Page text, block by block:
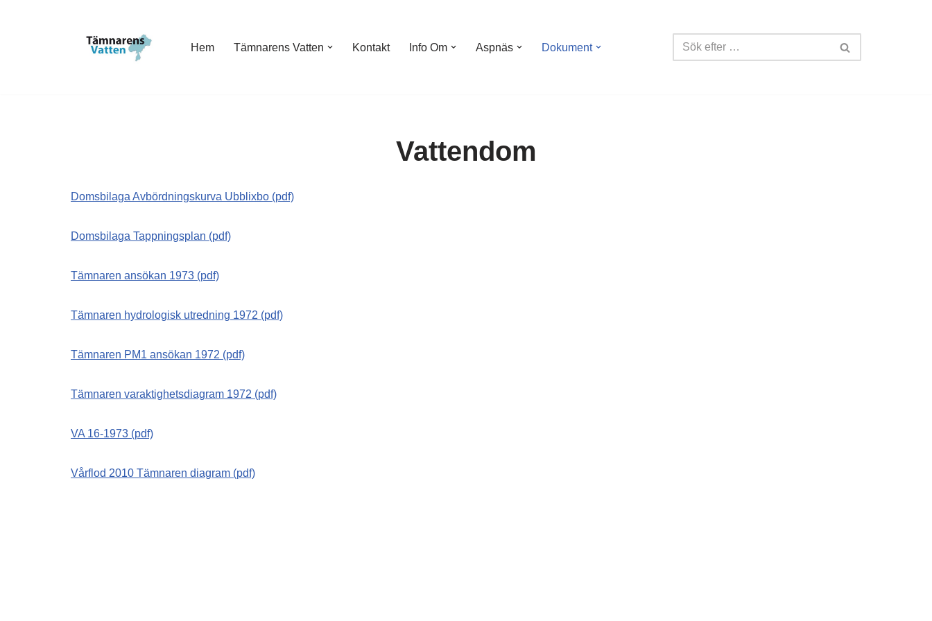
Hem Tämnarens Vatten Kontakt Info Om Aspnäs Dokument
Vattendom
Domsbilaga Avbördningskurva Ubblixbo (pdf)
Domsbilaga Tappningsplan (pdf)
Tämnaren ansökan 1973 (pdf)
Tämnaren hydrologisk utredning 1972 (pdf)
Tämnaren PM1 ansökan 1972 (pdf)
Tämnaren varaktighetsdiagram 1972 (pdf)
VA 16-1973 (pdf)
Vårflod 2010 Tämnaren diagram (pdf)